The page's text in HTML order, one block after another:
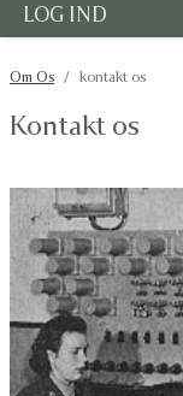
LOG IND
Om Os kontakt os
Kontakt os